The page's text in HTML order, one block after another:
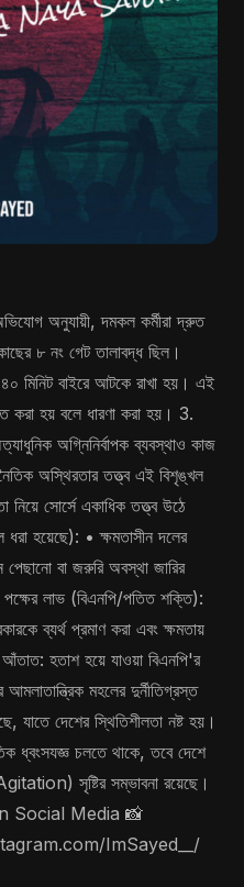
অনুযায়ী, দমকল কর্মীরা দ্রুত
৮ নং গেট তালাবদ্ধ ছিল।
মিনিট বাইরে আটকে রাখা হয়। এই
করা হয় বলে ধারণা করা হয়। 3.
অগ্নিনির্বাপক ব্যবস্থাও কাজ
অস্থিরতার তত্ত্ব এই বিশৃঙ্খল
নিয়ে সোর্সে একাধিক তত্ত্ব উঠে
হয়েছে): • ক্ষমতাসীন দলের
পেছানো বা জরুরি অবস্থা জারির
পক্ষের লাভ (বিএনপি/পতিত শক্তি):
ব্যর্থ প্রমাণ করা এবং ক্ষমতায়
হতাশ হয়ে যাওয়া বিএনপি'র
মহলের দুর্নীতিগ্রস্ত
যাতে দেশের স্থিতিশীলতা নষ্ট হয়।
ধ্বংসযজ্ঞ চলতে থাকে, তবে দেশে
সৃষ্টির সম্ভাবনা রয়েছে।
Social Media 📸
ImSayed__/